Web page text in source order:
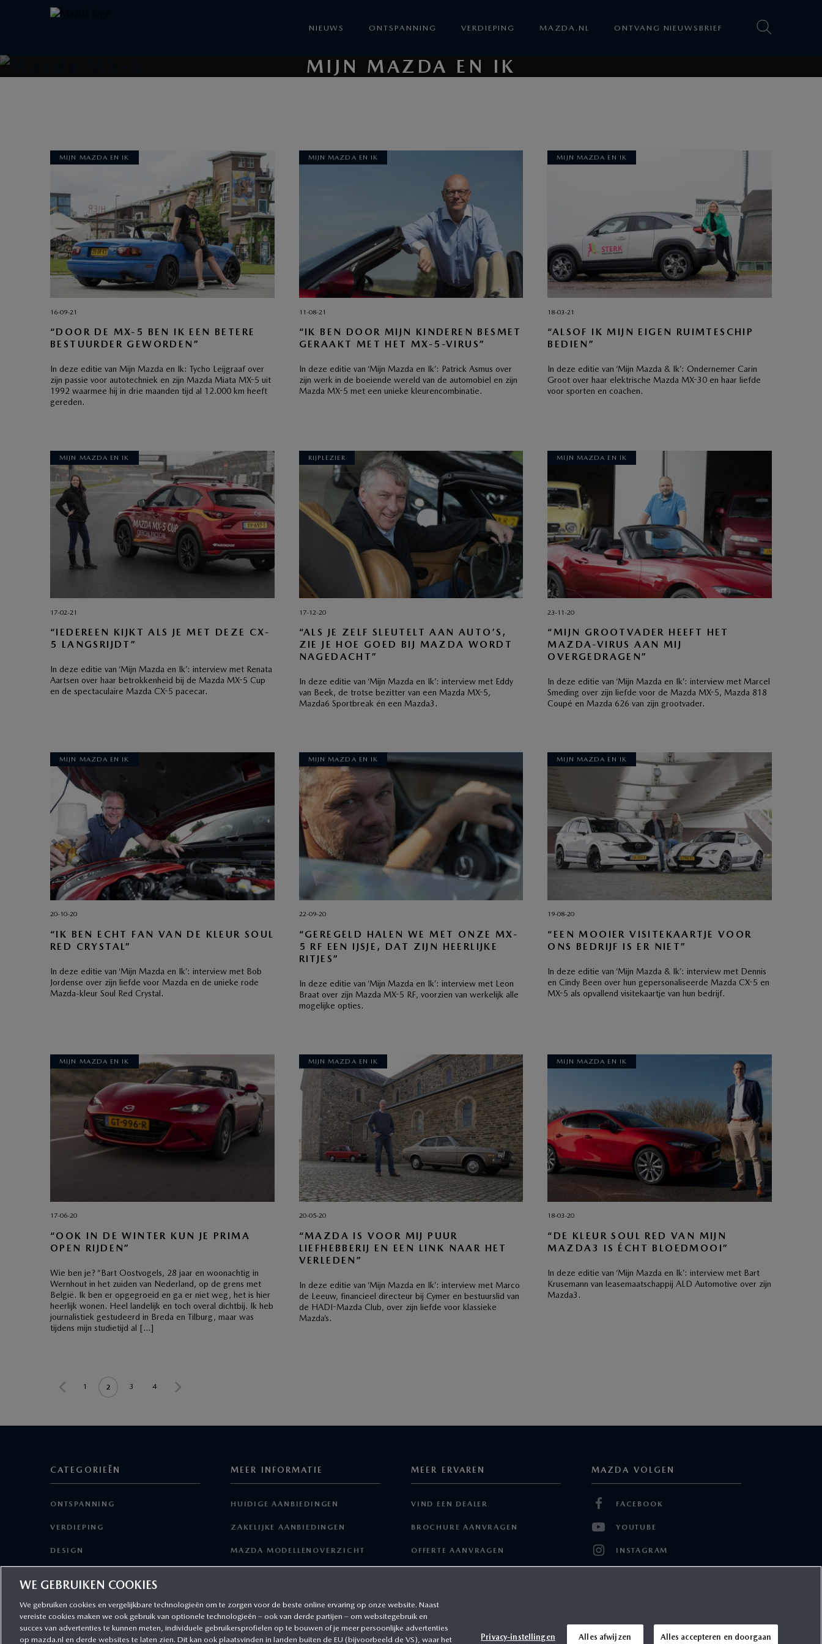
NIEUWS ONTSPANNING VERDIEPING MAZDA.NL ONTVANG NIEUWSBRIEF
MIJN MAZDA EN IK
MIJN MAZDA EN IK
16-09-21
“DOOR DE MX-5 BEN IK EEN BETERE
BESTUURDER GEWORDEN”
In deze editie van Mijn Mazda en Ik: Tycho Leijgraaf over
zijn passie voor autotechniek en zijn Mazda Miata MX-5 uit
1992 waarmee hij in drie maanden tijd al 12.000 km heeft
gereden.
MIJN MAZDA EN IK
11-08-21
“IK BEN DOOR MIJN KINDEREN BESMET
GERAAKT MET HET MX-5-VIRUS”
In deze editie van ‘Mijn Mazda en Ik’: Patrick Asmus over
zijn werk in de boeiende wereld van de automobiel en zijn
Mazda MX-5 met een unieke kleurencombinatie.
MIJN MAZDA EN IK
18-03-21
“ALSOF IK MIJN EIGEN RUIMTESCHIP
BEDIEN”
In deze editie van ‘Mijn Mazda & Ik’: Ondernemer Carin
Groot over haar elektrische Mazda MX-30 en haar liefde
voor sporten en coachen.
MIJN MAZDA EN IK
17-02-21
“IEDEREEN KIJKT ALS JE MET DEZE CX-
5 LANGSRIJDT”
In deze editie van ‘Mijn Mazda en Ik’: interview met Renata
Aartsen over haar betrokkenheid bij de Mazda MX-5 Cup
en de spectaculaire Mazda CX-5 pacecar.
RIJPLEZIER
17-12-20
“ALS JE ZELF SLEUTELT AAN AUTO’S,
ZIE JE HOE GOED BIJ MAZDA WORDT
NAGEDACHT”
In deze editie van ‘Mijn Mazda en Ik’: interview met Eddy
van Beek, de trotse bezitter van een Mazda MX-5,
Mazda6 Sportbreak én een Mazda3.
MIJN MAZDA EN IK
23-11-20
“MIJN GROOTVADER HEEFT HET
MAZDA-VIRUS AAN MIJ
OVERGEDRAGEN”
In deze editie van ‘Mijn Mazda en Ik’: interview met Marcel
Smeding over zijn liefde voor de Mazda MX-5, Mazda 818
Coupé en Mazda 626 van zijn grootvader.
MIJN MAZDA EN IK
20-10-20
“IK BEN ECHT FAN VAN DE KLEUR SOUL
RED CRYSTAL”
In deze editie van ‘Mijn Mazda en Ik’: interview met Bob
Jordense over zijn liefde voor Mazda en de unieke rode
Mazda-kleur Soul Red Crystal.
MIJN MAZDA EN IK
22-09-20
“GEREGELD HALEN WE MET ONZE MX-
5 RF EEN IJSJE, DAT ZIJN HEERLIJKE
RITJES”
In deze editie van ‘Mijn Mazda en Ik’: interview met Leon
Braat over zijn Mazda MX-5 RF, voorzien van werkelijk alle
mogelijke opties.
MIJN MAZDA EN IK
19-08-20
“EEN MOOIER VISITEKAARTJE VOOR
ONS BEDRIJF IS ER NIET”
In deze editie van ‘Mijn Mazda & Ik’: interview met Dennis
en Cindy Been over hun gepersonaliseerde Mazda CX-5 en
MX-5 als opvallend visitekaartje van hun bedrijf.
MIJN MAZDA EN IK
17-06-20
“OOK IN DE WINTER KUN JE PRIMA
OPEN RIJDEN”
Wie ben je? “Bart Oostvogels, 28 jaar en woonachtig in
Wernhout in het zuiden van Nederland, op de grens met
België. Ik ben er opgegroeid en ga er niet weg, het is hier
heerlijk wonen. Heel landelijk en toch overal dichtbij. Ik heb
journalistiek gestudeerd in Breda en Tilburg, maar was
tijdens mijn studietijd al […]
MIJN MAZDA EN IK
20-05-20
“MAZDA IS VOOR MIJ PUUR
LIEFHEBBERIJ EN EEN LINK NAAR HET
VERLEDEN”
In deze editie van ‘Mijn Mazda en Ik’: interview met Marco
de Leeuw, financieel directeur bij Cymer en bestuurslid van
de HADI-Mazda Club, over zijn liefde voor klassieke
Mazda’s.
MIJN MAZDA EN IK
18-03-20
“DE KLEUR SOUL RED VAN MIJN
MAZDA3 IS ÉCHT BLOEDMOOI”
In deze editie van ‘Mijn Mazda en Ik’: interview met Bart
Krusemann van leasemaatschappij ALD Automotive over zijn
Mazda3.
1 2 3 4
CATEGORIEËN
ONTSPANNING
VERDIEPING
DESIGN
FINANCIEEL
MEER INFORMATIE
HUIDIGE AANBIEDINGEN
ZAKELIJKE AANBIEDINGEN
MAZDA MODELLENOVERZICHT
MEER ERVAREN
VIND EEN DEALER
BROCHURE AANVRAGEN
OFFERTE AANVRAGEN
MAZDA VOLGEN
FACEBOOK
YOUTUBE
INSTAGRAM
WE GEBRUIKEN COOKIES
We gebruiken cookies en vergelijkbare technologieën om te zorgen voor de beste online ervaring op onze website. Naast
vereiste cookies maken we ook gebruik van optionele technologieën – ook van derde partijen – om websitegebruik en
succes van advertenties te kunnen meten, individuele gebruikersprofielen op te bouwen of je meer persoonlijke advertenties
op mazda.nl en derde websites te laten zien. Dit kan ook plaatsvinden in landen buiten de EU (bijvoorbeeld de VS), waar het
Privacy-instellingen Alles afwijzen Alles accepteren en doorgaan